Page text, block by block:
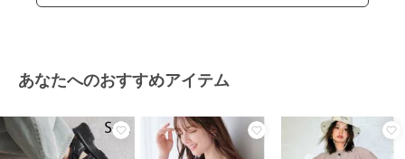
あなたへのおすすめアイテム